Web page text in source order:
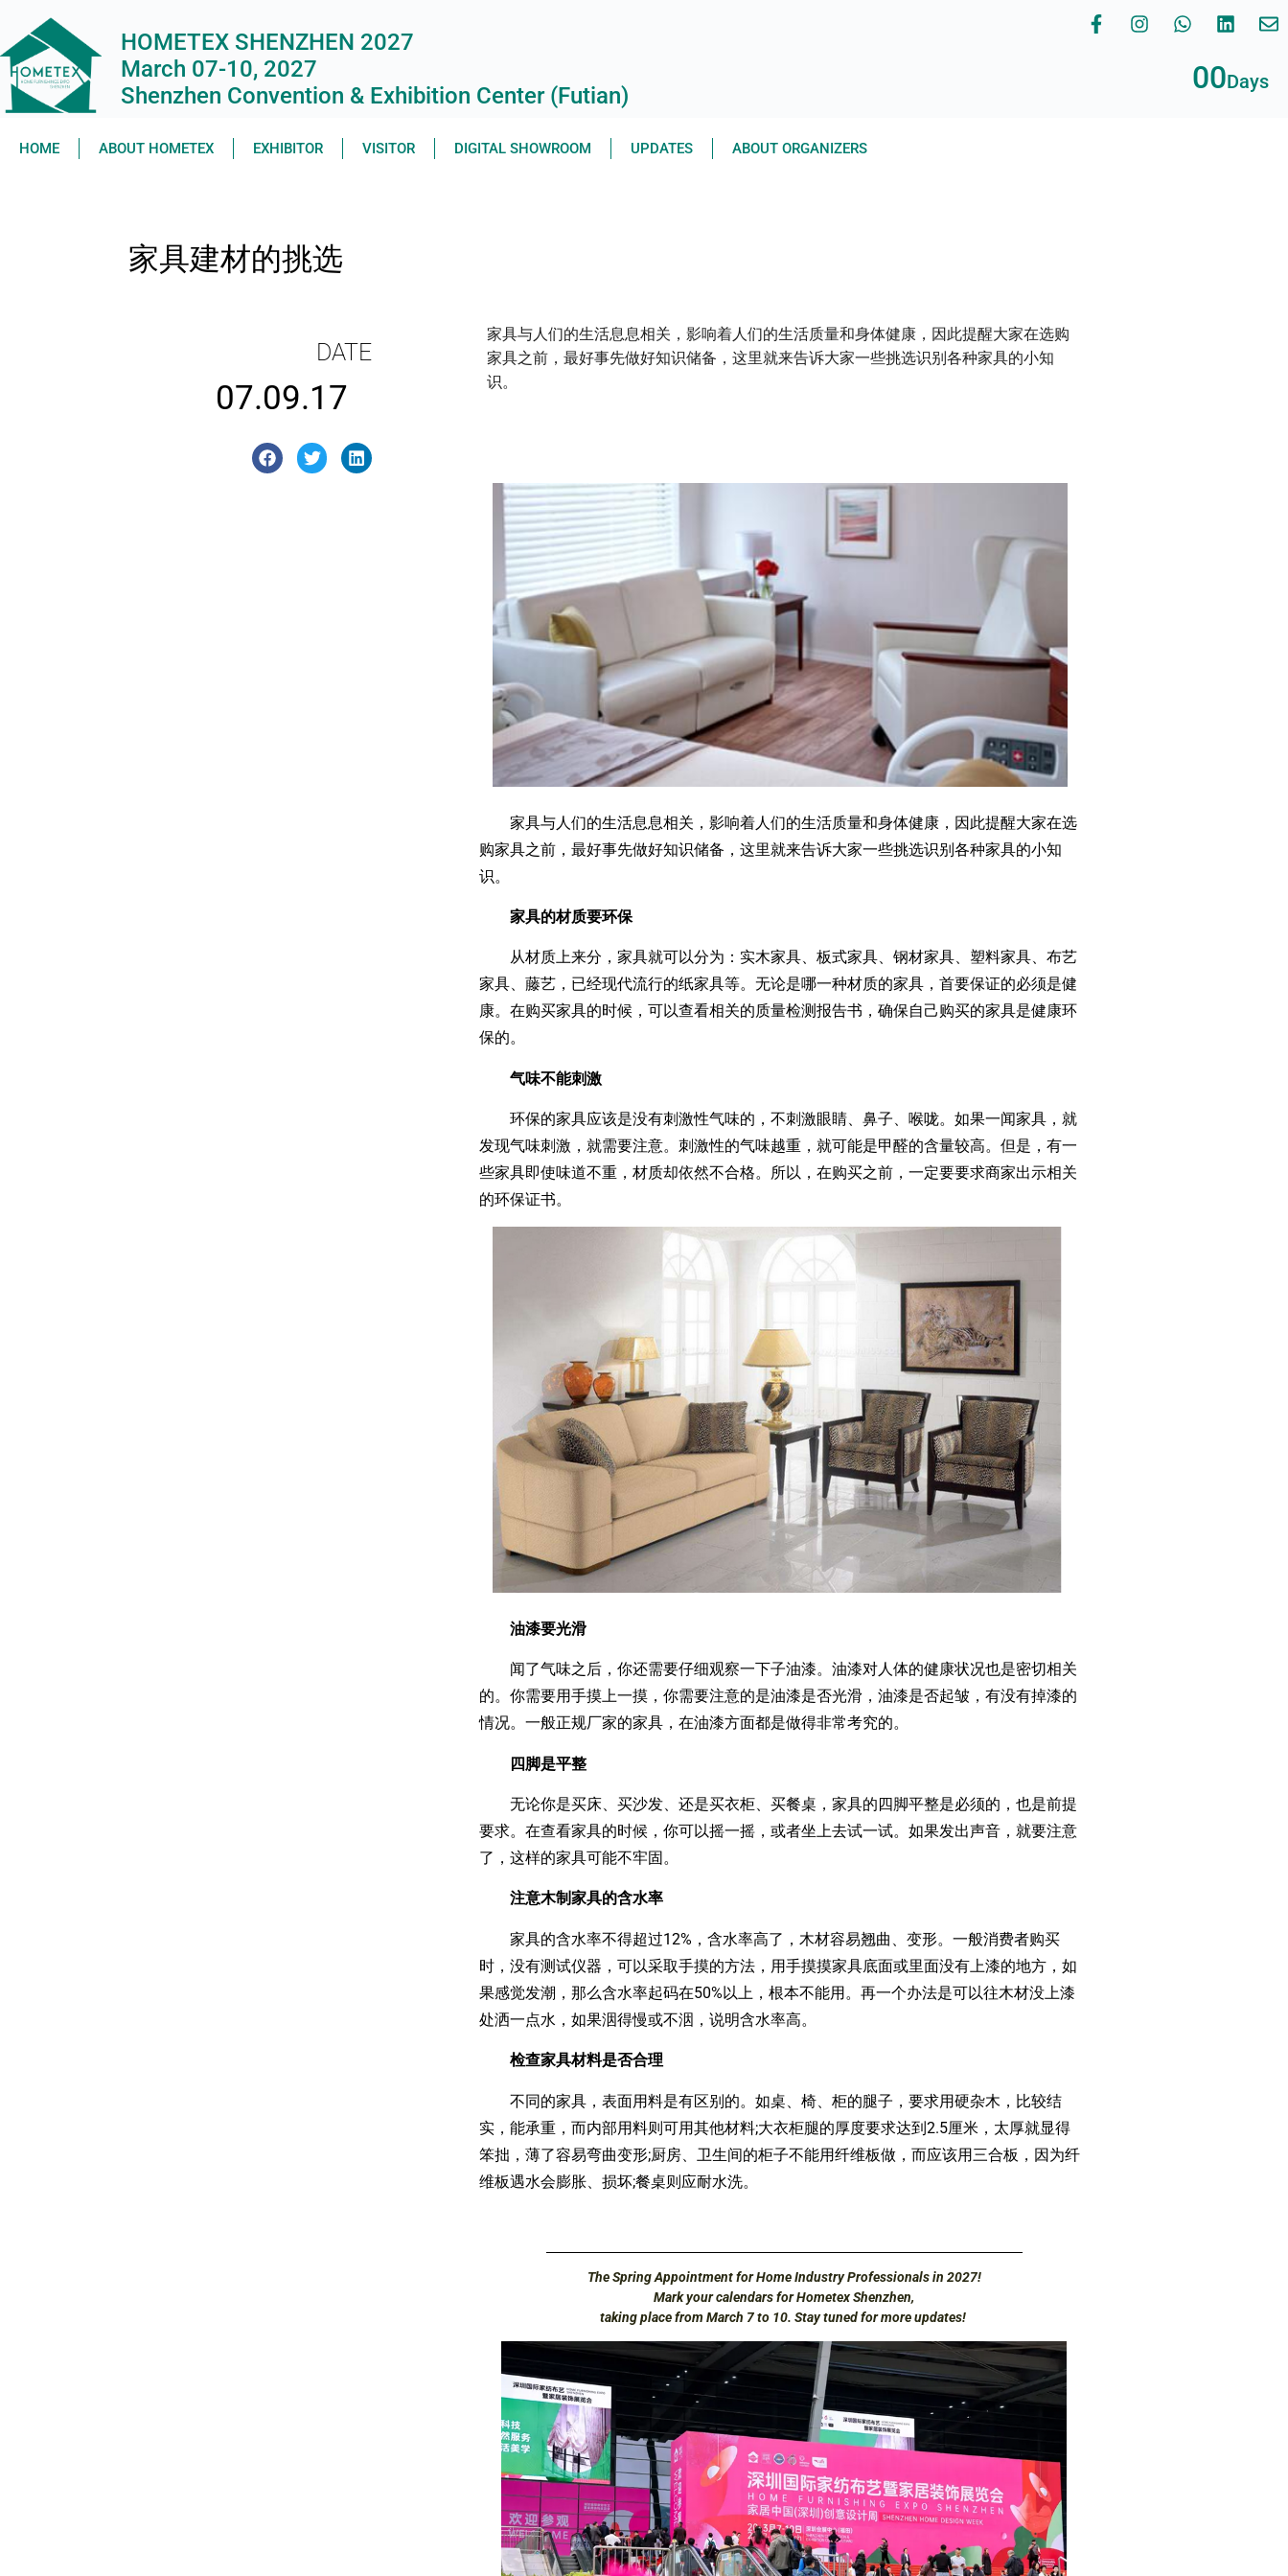
HOMETEX SHENZHEN 2027
March 07-10, 2027
Shenzhen Convention & Exhibition Center (Futian)
00Days
HOME ABOUT HOMETEX EXHIBITOR VISITOR DIGITAL SHOWROOM UPDATES ABOUT ORGANIZERS
家具建材的挑选
DATE
07.09.17
家具与人们的生活息息相关，影响着人们的生活质量和身体健康，因此提醒大家在选购
家具之前，最好事先做好知识储备，这里就来告诉大家一些挑选识别各种家具的小知
识。
家具与人们的生活息息相关，影响着人们的生活质量和身体健康，因此提醒大家在选
购家具之前，最好事先做好知识储备，这里就来告诉大家一些挑选识别各种家具的小知
识。
家具的材质要环保
从材质上来分，家具就可以分为：实木家具、板式家具、钢材家具、塑料家具、布艺
家具、藤艺，已经现代流行的纸家具等。无论是哪一种材质的家具，首要保证的必须是健
康。在购买家具的时候，可以查看相关的质量检测报告书，确保自己购买的家具是健康环
保的。
气味不能刺激
环保的家具应该是没有刺激性气味的，不刺激眼睛、鼻子、喉咙。如果一闻家具，就
发现气味刺激，就需要注意。刺激性的气味越重，就可能是甲醛的含量较高。但是，有一
些家具即使味道不重，材质却依然不合格。所以，在购买之前，一定要要求商家出示相关
的环保证书。
油漆要光滑
闻了气味之后，你还需要仔细观察一下子油漆。油漆对人体的健康状况也是密切相关
的。你需要用手摸上一摸，你需要注意的是油漆是否光滑，油漆是否起皱，有没有掉漆的
情况。一般正规厂家的家具，在油漆方面都是做得非常考究的。
四脚是平整
无论你是买床、买沙发、还是买衣柜、买餐桌，家具的四脚平整是必须的，也是前提
要求。在查看家具的时候，你可以摇一摇，或者坐上去试一试。如果发出声音，就要注意
了，这样的家具可能不牢固。
注意木制家具的含水率
家具的含水率不得超过12%，含水率高了，木材容易翘曲、变形。一般消费者购买
时，没有测试仪器，可以采取手摸的方法，用手摸摸家具底面或里面没有上漆的地方，如
果感觉发潮，那么含水率起码在50%以上，根本不能用。再一个办法是可以往木材没上漆
处洒一点水，如果洇得慢或不洇，说明含水率高。
检查家具材料是否合理
不同的家具，表面用料是有区别的。如桌、椅、柜的腿子，要求用硬杂木，比较结
实，能承重，而内部用料则可用其他材料;大衣柜腿的厚度要求达到2.5厘米，太厚就显得
笨拙，薄了容易弯曲变形;厨房、卫生间的柜子不能用纤维板做，而应该用三合板，因为纤
维板遇水会膨胀、损坏;餐桌则应耐水洗。
The Spring Appointment for Home Industry Professionals in 2027!
Mark your calendars for Hometex Shenzhen,
taking place from March 7 to 10. Stay tuned for more updates!